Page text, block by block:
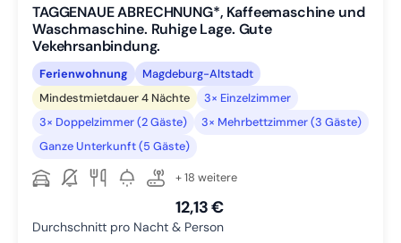
TAGGENAUE ABRECHNUNG*, Kaffeemaschine und
Waschmaschine. Ruhige Lage. Gute
Vekehrsanbindung.
Ferienwohnung
Magdeburg-Altstadt
Mindestmietdauer 4 Nächte
3× Einzelzimmer
3× Doppelzimmer (2 Gäste)
3× Mehrbettzimmer (3 Gäste)
Ganze Unterkunft (5 Gäste)
+ 18 weitere
12,13 €
Durchschnitt pro Nacht & Person